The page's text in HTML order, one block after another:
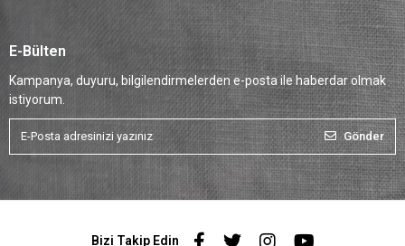
E-Bülten
Kampanya, duyuru, bilgilendirmelerden e-posta ile haberdar olmak
istiyorum.
Gönder
Bizi Takip Edin